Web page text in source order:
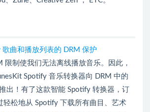
曲和播放列表的 DRM 保护
限制使我们无法离线播放音乐。因此，
Spotify 音乐转换器向 DRM 中的
出！有了这款智能 Spotify 转换器，订
轻松地从 Spotify 下载所有曲目、艺术